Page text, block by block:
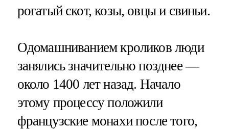
рогатый скот, козы, овцы и свиньи.
Одомашниванием кроликов люди
занялись значительно позднее —
около 1400 лет назад. Начало
этому процессу положили
французские монахи после того,